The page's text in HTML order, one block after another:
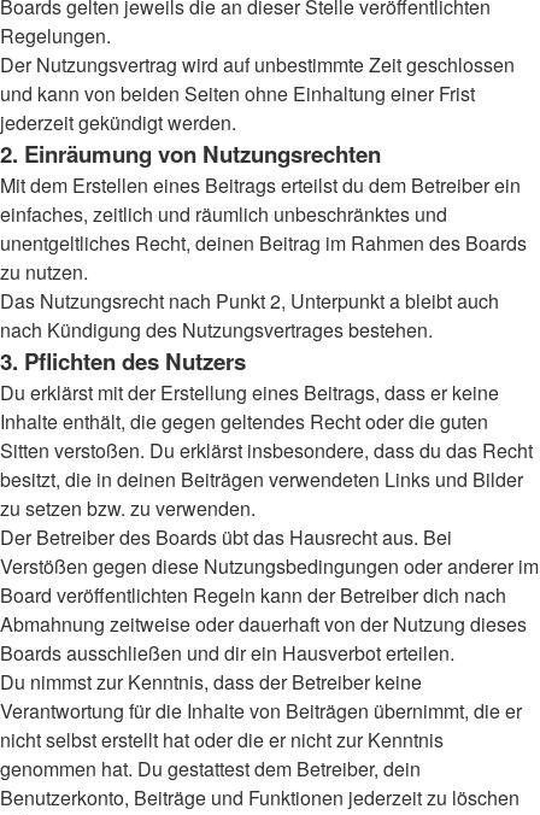
Boards gelten jeweils die an dieser Stelle veröffentlichten
Regelungen.
Der Nutzungsvertrag wird auf unbestimmte Zeit geschlossen
und kann von beiden Seiten ohne Einhaltung einer Frist
jederzeit gekündigt werden.
2. Einräumung von Nutzungsrechten
Mit dem Erstellen eines Beitrags erteilst du dem Betreiber ein
einfaches, zeitlich und räumlich unbeschränktes und
unentgeltliches Recht, deinen Beitrag im Rahmen des Boards
zu nutzen.
Das Nutzungsrecht nach Punkt 2, Unterpunkt a bleibt auch
nach Kündigung des Nutzungsvertrages bestehen.
3. Pflichten des Nutzers
Du erklärst mit der Erstellung eines Beitrags, dass er keine
Inhalte enthält, die gegen geltendes Recht oder die guten
Sitten verstoßen. Du erklärst insbesondere, dass du das Recht
besitzt, die in deinen Beiträgen verwendeten Links und Bilder
zu setzen bzw. zu verwenden.
Der Betreiber des Boards übt das Hausrecht aus. Bei
Verstößen gegen diese Nutzungsbedingungen oder anderer im
Board veröffentlichten Regeln kann der Betreiber dich nach
Abmahnung zeitweise oder dauerhaft von der Nutzung dieses
Boards ausschließen und dir ein Hausverbot erteilen.
Du nimmst zur Kenntnis, dass der Betreiber keine
Verantwortung für die Inhalte von Beiträgen übernimmt, die er
nicht selbst erstellt hat oder die er nicht zur Kenntnis
genommen hat. Du gestattest dem Betreiber, dein
Benutzerkonto, Beiträge und Funktionen jederzeit zu löschen